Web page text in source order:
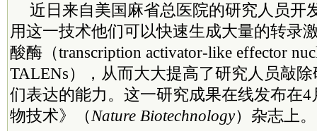
近日来自美国麻省总医院的研究人员开
用这一技术他们可以快速生成大量的转录
酸酶（transcription activator-like effector
TALENs），从而大大提高了研究人员敲
们表达的能力。这一研究成果在线发布在
物技术》（Nature Biotechnology）杂志上。